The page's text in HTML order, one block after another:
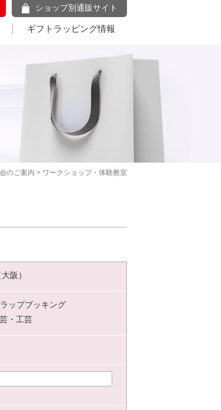
ショップ別通販サイト
ギフトラッピング情報
のご案内 > ワークショップ・体験教室
阪）
ップブッキング
・工芸